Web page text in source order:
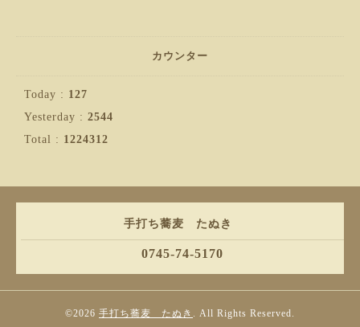
カウンター
Today : 127
Yesterday : 2544
Total : 1224312
手打ち蕎麦 たぬき
0745-74-5170
©2026 手打ち蕎麦 たぬき . All Rights Reserved.